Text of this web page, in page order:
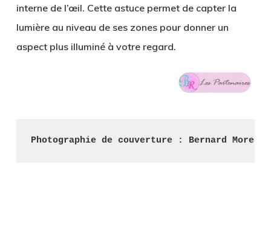
interne de l’œil. Cette astuce permet de capter la
lumière au niveau de ses zones pour donner un
aspect plus illuminé à votre regard.
Photographie de couverture : Bernard Moreau